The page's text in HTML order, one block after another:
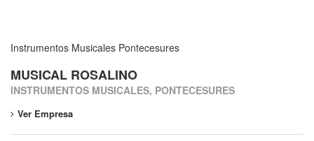
Instrumentos Musicales Pontecesures
MUSICAL ROSALINO
INSTRUMENTOS MUSICALES, PONTECESURES
Ver Empresa